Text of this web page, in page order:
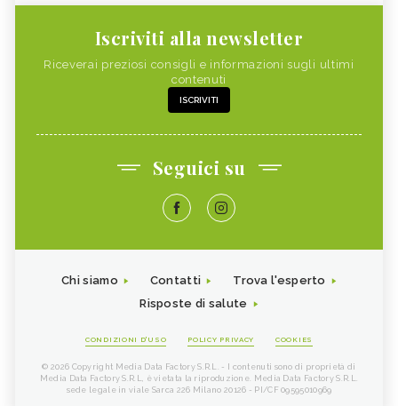
Iscriviti alla newsletter
Riceverai preziosi consigli e informazioni sugli ultimi
contenuti
ISCRIVITI
Seguici su
Chi siamo Contatti
Trova l'esperto
Risposte di salute
CONDIZIONI D'USO POLICY PRIVACY COOKIES
© 2026 Copyright Media Data Factory S.R.L. - I contenuti sono di proprietà di
Media Data Factory S.R.L, è vietata la riproduzione. Media Data Factory S.R.L.
sede legale in viale Sarca 226 Milano 20126 - PI/CF 09595010969